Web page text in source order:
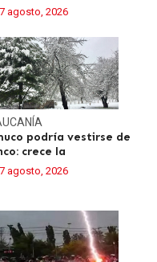
agosto, 2026
podría vestirse de
crece la
agosto, 2026